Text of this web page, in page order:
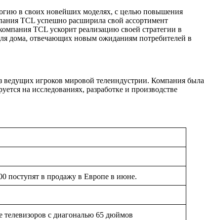
в своих новейших моделях, с целью повышения
TCL успешно расширила свой ассортимент
TCL ускорит реализацию своей стратегии в
дома, отвечающих новым ожиданиям потребителей в
игроков мировой телеиндустрии. Компания была
на исследованиях, разработке и производстве
поступят в продажу в Европе в июне.
телевизоров с диагональю 65 дюймов